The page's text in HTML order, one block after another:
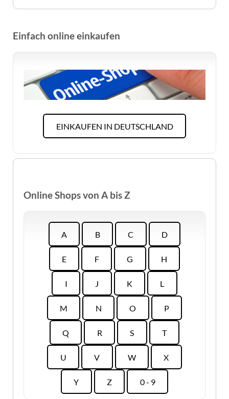
Einfach online einkaufen
EINKAUFEN IN DEUTSCHLAND
Online Shops von A bis Z
A B C D
E F G H
I J K L
M N O P
Q R S T
U V W X
Y Z 0 - 9